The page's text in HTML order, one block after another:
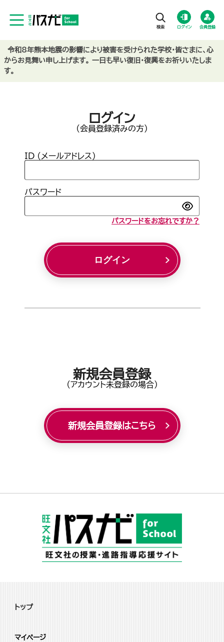
ログイン 会員登録
ログイン
(会員登録済みの方)
ID (メールアドレス)
パスワード
パスワードをお忘れですか？
ログイン
新規会員登録
(アカウント未登録の場合)
新規会員登録はこちら
トップ
マイページ
令和8年熊本地震の影響により被害を受けられた学校・皆さまに、心
からお見舞い申し上げます。 一日も早い復旧・復興をお祈りいたしま
す。